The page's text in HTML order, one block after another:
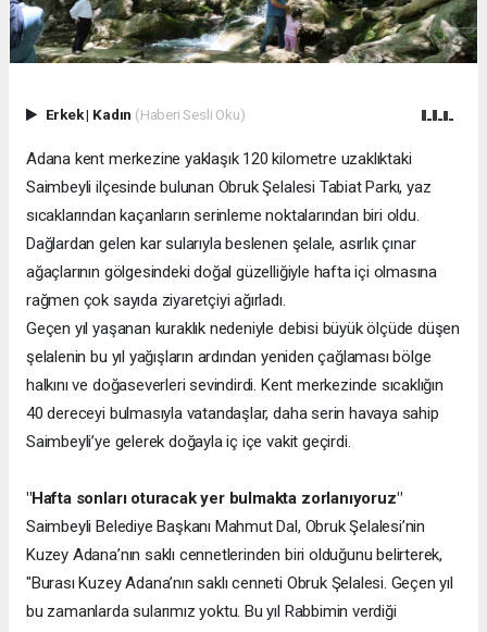
Erkek| Kadın (Haberi Sesli Oku)
Adana kent merkezine yaklaşık 120 kilometre uzaklıktaki
Saimbeyli ilçesinde bulunan Obruk Şelalesi Tabiat Parkı, yaz
sıcaklarından kaçanların serinleme noktalarından biri oldu.
Dağlardan gelen kar sularıyla beslenen şelale, asırlık çınar
ağaçlarının gölgesindeki doğal güzelliğiyle hafta içi olmasına
rağmen çok sayıda ziyaretçiyi ağırladı.
Geçen yıl yaşanan kuraklık nedeniyle debisi büyük ölçüde düşen
şelalenin bu yıl yağışların ardından yeniden çağlaması bölge
halkını ve doğaseverleri sevindirdi. Kent merkezinde sıcaklığın
40 dereceyi bulmasıyla vatandaşlar, daha serin havaya sahip
Saimbeyli’ye gelerek doğayla iç içe vakit geçirdi.
"Hafta sonları oturacak yer bulmakta zorlanıyoruz"
Saimbeyli Belediye Başkanı Mahmut Dal, Obruk Şelalesi’nin
Kuzey Adana’nın saklı cennetlerinden biri olduğunu belirterek,
"Burası Kuzey Adana’nın saklı cenneti Obruk Şelalesi. Geçen yıl
bu zamanlarda sularımız yoktu. Bu yıl Rabbimin verdiği